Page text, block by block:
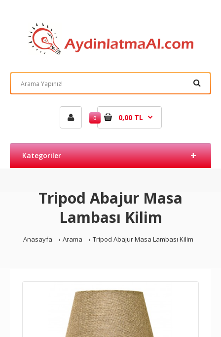
0 0,00 TL
Kategoriler
Tripod Abajur Masa
Lambası Kilim
Anasayfa Arama Tripod Abajur Masa Lambası Kilim